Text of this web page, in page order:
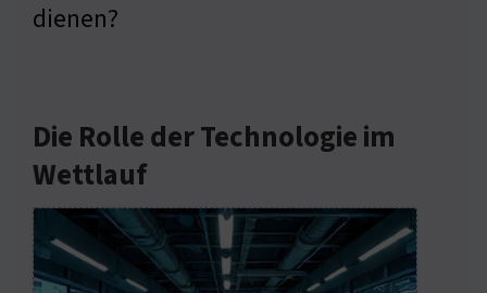
dienen?
Die Rolle der Technologie im
Wettlauf